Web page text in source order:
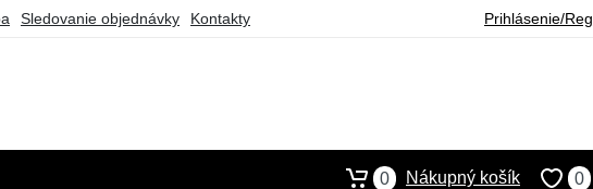
Sledovanie objednávky Kontakty Prihlásenie/
0
0 Nákupný košík